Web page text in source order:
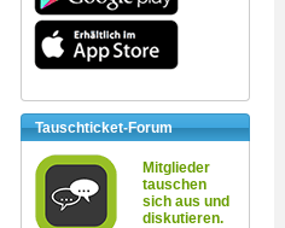
Tauschticket-Forum
Mitglieder
tauschen
sich aus und
diskutieren.